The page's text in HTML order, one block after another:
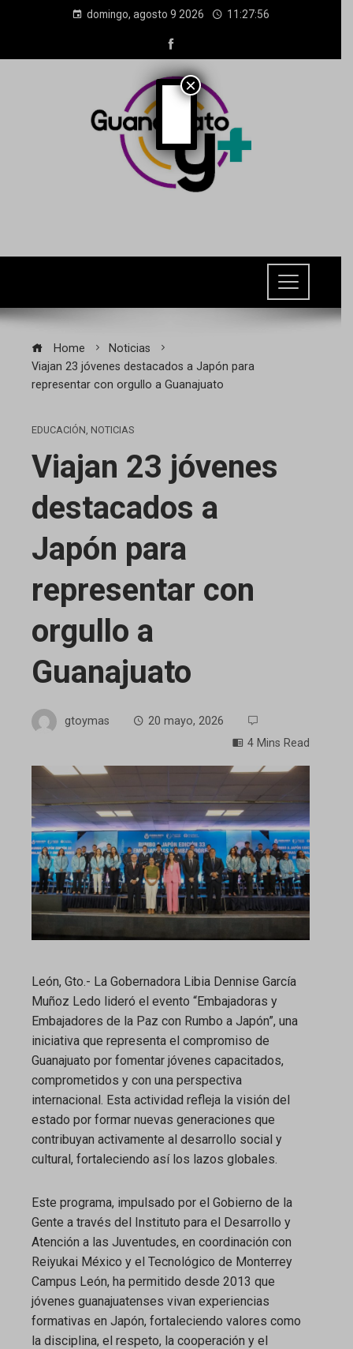
domingo, agosto 9 2026 11:27:58
Home
Noticias
Viajan 23 jóvenes destacados a Japón para
representar con orgullo a Guanajuato
EDUCACIÓN NOTICIAS
Viajan 23 jóvenes
destacados a
Japón para
representar con
orgullo a
Guanajuato
gtoymas
20 mayo, 2026
4 Mins Read
León, Gto.- La Gobernadora Libia Dennise García
Muñoz Ledo lideró el evento “Embajadoras y
Embajadores de la Paz con Rumbo a Japón”, una
iniciativa que representa el compromiso de
Guanajuato por fomentar jóvenes capacitados,
comprometidos y con una perspectiva
internacional. Esta actividad refleja la visión del
estado por formar nuevas generaciones que
contribuyan activamente al desarrollo social y
cultural, fortaleciendo así los lazos globales.
Este programa, impulsado por el Gobierno de la
Gente a través del Instituto para el Desarrollo y
Atención a las Juventudes, en coordinación con
Reiyukai México y el Tecnológico de Monterrey
Campus León, ha permitido desde 2013 que
jóvenes guanajuatenses vivan experiencias
formativas en Japón, fortaleciendo valores como
la disciplina, el respeto, la cooperación y el
×